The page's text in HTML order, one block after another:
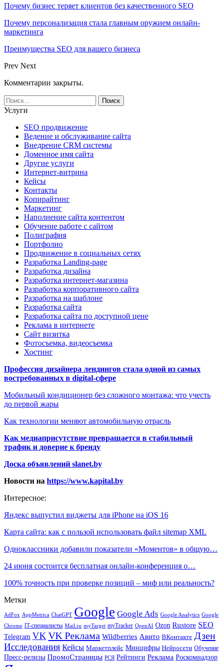
Почему бизнес теряет клиентов без качественного SEO
Почему персонализация стала главным оружием онлайн-
маркетинга
Преимущества SEO для вашего бизнеса
Prev Next
Комментарии закрыты.
Услуги
SEO продвижение
Ведение и обслуживание сайта
Внедрение CRM системы
Доменное имя сайта
Другие услуги
Интернет-витрина
Кейсы
Контакты
Копирайтинг
Маркетинг
Наполнение сайта контентом
Обучение работе с сайтом
Полиграфия
Портфолио
Продвижение в социальных сетях
Разработка Landing-page
Разработка дизайна
Разработка интернет-магазина
Разработка корпоративного сайта
Разработка на шаблоне
Разработка сайта
Разработка сайта по доступной цене
Реклама в интернете
Сайт визитка
Фотосъемка, видеосъемка
Хостинг
Профессия дизайнера лендингов стала одной из самых
востребованных в digital-сфере
Мобильный кондиционер без сложного монтажа: что учесть
до первой жары
Как технологии меняют автомобильную отрасль
Как медиаприсутствие превращается в стабильный
трафик и доверие к бренду
Доска объявлений slanet.by
Новости на https://www.kapital.by
Интересное:
Яндекс выпустил виджеты для iPhone на iOS 16
Карта сайта: как с пользой использовать файл sitemap XML
Одноклассники добавили показатели «Моментов» в общую…
24 июня состоится бесплатная онлайн-конференция о…
100% точность при проверке позиций – миф или реальность?
Метки
AdFox AppMetrica ChatGPT Google Google Ads Google Analytics Google
Chrome IT-специалисты Mail.ru myTarget myTracker OpenAI Ozon Rustore SEO
Telegram VK VK Реклама Wildberries Авито ВКонтакте Дзен
Исследования Кейсы Маркетплейс Минцифры Нейросети Обучение
Пресс-релизы ПромоСтраницы РСЯ Рейтинги Реклама Роскомнадзор